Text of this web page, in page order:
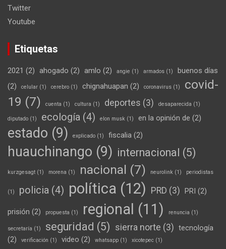
Twitter
Youtube
Etiquetas
2021 (2) ahogado (2) amlo (2) angie (1) armados (1)
buenos días
(2)
celular (1) cerebro (1) chignahuapan (2) coronavirus (1)
covid-
19 (7) cuenta (1) cultura (1) deportes (3) desaparecida (1)
diputado (1) ecología (4) elon musk (1) en la opinión de (2)
estado (9) explicado (1) fiscalia (2)
huauchinango (9) internacional (5)
kurzgesagt (1) morena (1) nacional (7) neurolink (1) periodistas
(1) policia (4) política (12) PRD (3) PRI (2)
prisión (2) propuesta (1) regional (11) renuncia (1)
secretaría (1) seguridad (5) sierra norte (3) tecnología
(2)
verificación (1) video (2) whatsapp (1) xicotepec (1)